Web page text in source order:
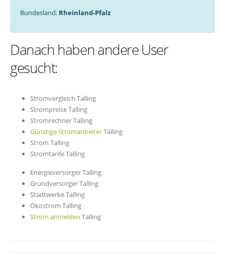
Bundesland: Rheinland-Pfalz
Danach haben andere User
gesucht:
Stromvergleich Talling
Strompreise Talling
Stromrechner Talling
Günstige StromanbieterTalling
Strom Talling
Stromtarife Talling
Energieversorger Talling
Grundversorger Talling
Stadtwerke Talling
Ökostrom Talling
Strom anmelden Talling